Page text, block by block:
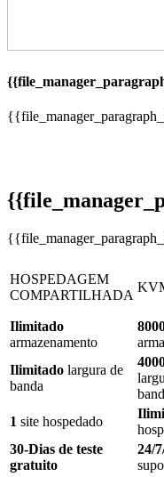
HOSPEDAGEM
COMPARTILHADA
Ilimitado
armazenamento
Ilimitado largura de
banda
1 site hospedado
30-Dias de teste
gratuito
24/